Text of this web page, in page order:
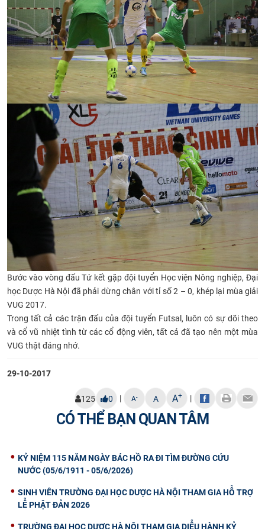
Bước vào vòng đấu Tứ kết gặp đội tuyển Học viện Nông nghiệp, Đại
học Dược Hà Nội đã phải dừng chân với tỉ số 2 – 0, khép lại mùa giải
VUG 2017.
Trong tất cả các trận đấu của đội tuyển Futsal, luôn có sự dõi theo
và cổ vũ nhiệt tình từ các cổ động viên, tất cả đã tạo nên một mùa
VUG thật đáng nhớ.
29-10-2017
125 0 | A- A A+ |
CÓ THỂ BẠN QUAN TÂM
KỶ NIỆM 115 NĂM NGÀY BÁC HỒ RA ĐI TÌM ĐƯỜNG CỨU
NƯỚC (05/6/1911 - 05/6/2026)
SINH VIÊN TRƯỜNG ĐẠI HỌC DƯỢC HÀ NỘI THAM GIA HỖ TRỢ
LỄ PHẬT ĐẢN 2026
TRƯỜNG ĐẠI HỌC DƯỢC HÀ NỘI THAM GIA DIỄU HÀNH KỶ